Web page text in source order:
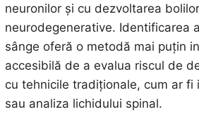
neuronilor și cu dezvoltarea bolilor
neurodegenerative. Identificarea
sânge oferă o metodă mai puțin
accesibilă de a evalua riscul de
cu tehnicile tradiționale, cum ar fi
sau analiza lichidului spinal.